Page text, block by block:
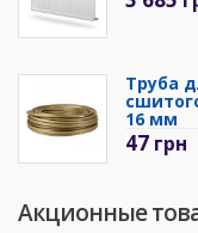
Труба
16 мм
47 грн
Акционные